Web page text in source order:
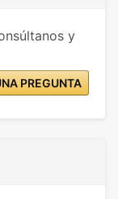
y
PREGUNTA